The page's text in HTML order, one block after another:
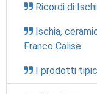
Ricordi di
Ischia,
Franco Calise
I prodotti